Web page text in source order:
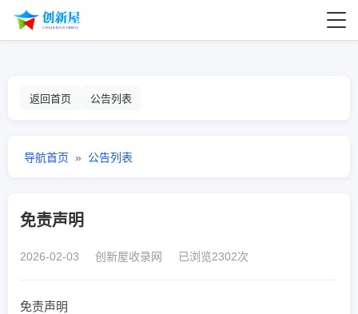
返回首页 公告列表
导航首页 » 公告列表
免责声明
2026-02-03 创新屋收录网 已浏览2302次
免责声明